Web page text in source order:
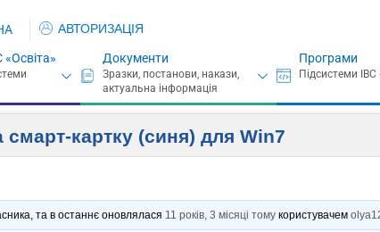
АВТОРИЗАЦІЯ
«Освіта» Документи Програми
смарт-картку (синя) для Win7
та в останнє оновлялася 11 років, 3 місяці тому користувачем